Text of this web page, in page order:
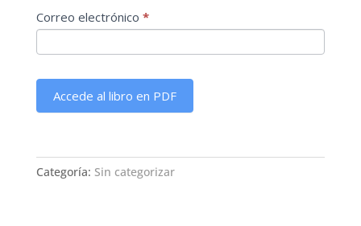
Correo electrónico *
s
m
,
d
Accede al libro en PDF
Categoría: Sin categorizar